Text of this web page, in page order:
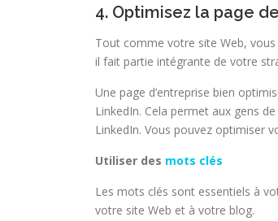
4. Optimisez la page
Tout comme votre site Web,
il fait partie intégrante de votre
Une page d’entreprise bien
LinkedIn. Cela permet aux gens
LinkedIn. Vous pouvez optimiser
Utiliser des mots clés
Les mots clés sont essentiels à
votre site Web et à votre blog.